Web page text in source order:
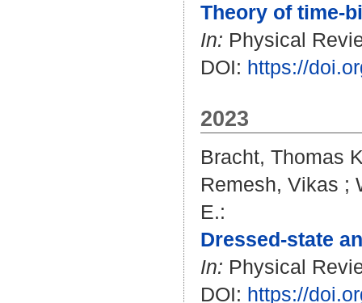
Theory of time-
In: Physical
DOI: https://
2023
Bracht, Thomas
Remesh, Vikas ;
E.:
Dressed-state
In: Physical
DOI: https://